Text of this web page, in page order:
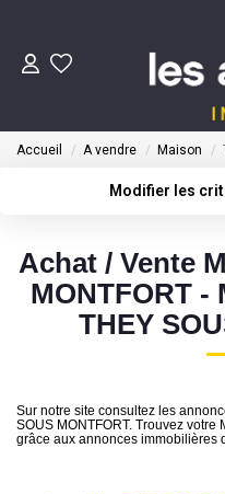
Accueil A vendre Maison
Modifier les
Type de bien
Budget max
Achat / Vente
MONTFORT -
THEY
Sur notre site consultez les
SOUS MONTFORT. Trouvez votre
grâce aux annonces immobilières